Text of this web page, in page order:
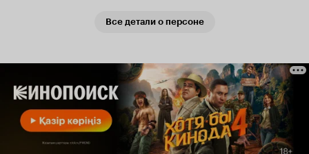
Все детали о персоне